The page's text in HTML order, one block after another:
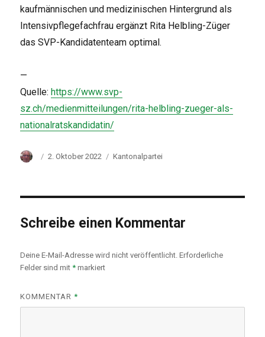
kaufmännischen und medizinischen Hintergrund als
Intensivpflegefachfrau ergänzt Rita Helbling-Züger
das SVP-Kandidatenteam optimal.
—
Quelle:https://www.svp-
sz.ch/medienmitteilungen/rita-helbling-zueger-als-
nationalratskandidatin/
AutorVeröffentlicht
2. Oktober 2022 Kategorien
Kantonalpartei
Schreibe einen Kommentar
Deine E-Mail-Adresse wird nicht veröffentlicht. Erforderliche
Felder sind mit* markiert
KOMMENTAR*